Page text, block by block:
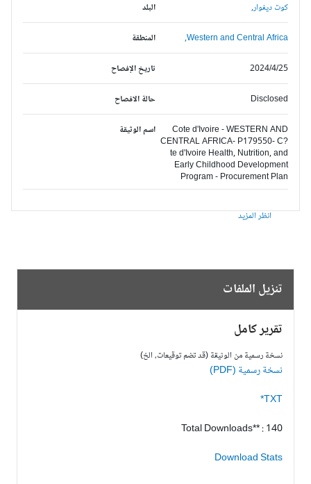
البلد كوت ديفوار,
المنطقة Western and Central Africa,
تاريخ الإفصاح 2024/4/25
حالة الافصاح Disclosed
اسم الوثيقة
Cote d'Ivoire - WESTERN AND
CENTRAL AFRICA- P179550- C?
te d'Ivoire Health, Nutrition, and
Early Childhood Development
Program - Procurement Plan
انظر المزيد
تنزيل الملفات
تقرير كامل
نسخة رسمية من الوثيقة (قد تضم توقيعات، الخ)
نسخة رسمية (PDF)
TXT*
Total Downloads** : 140
Download Stats